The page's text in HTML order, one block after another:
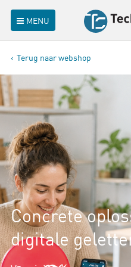
MENU
Terug naar webshop
Concrete
digitale